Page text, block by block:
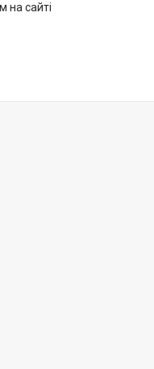
на сайті